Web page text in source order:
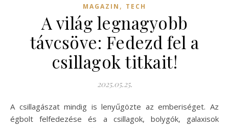
MAGAZIN , TECH
A világ legnagyobb
távcsöve: Fedezd fel a
csillagok titkait!
2025.05.25.
A csillagászat mindig is lenyűgözte az emberiséget. Az
égbolt felfedezése és a csillagok, bolygók, galaxisok